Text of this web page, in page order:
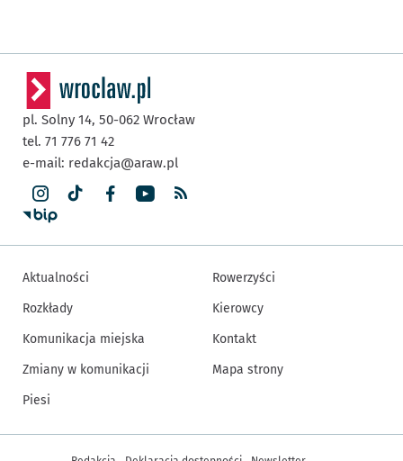
pl. Solny 14, 50-062 Wrocław
tel. 71 776 71 42
e-mail: redakcja@araw.pl
Aktualności
Rozkłady
Komunikacja miejska
Zmiany w komunikacji
Piesi
Rowerzyści
Kierowcy
Kontakt
Mapa strony
Inne informacje